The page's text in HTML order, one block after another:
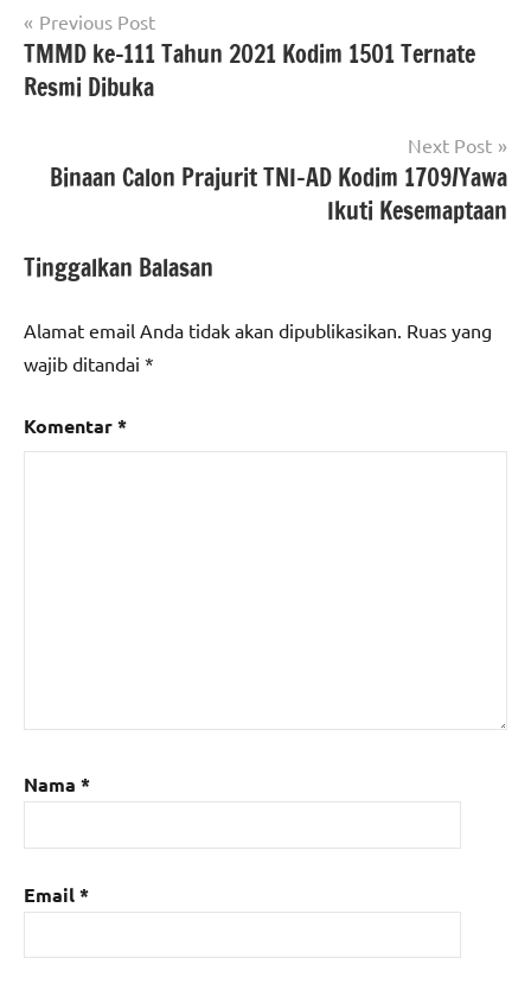
Navigasi
pos
Previous Post
TMMD ke-111 Tahun 2021 Kodim 1501 Ternate
Resmi Dibuka
Next Post
Binaan Calon Prajurit TNI-AD Kodim 1709/Yawa
Ikuti Kesemaptaan
Tinggalkan Balasan
Alamat email Anda tidak akan dipublikasikan. Ruas yang
wajib ditandai *
Komentar*
Nama *
Email*